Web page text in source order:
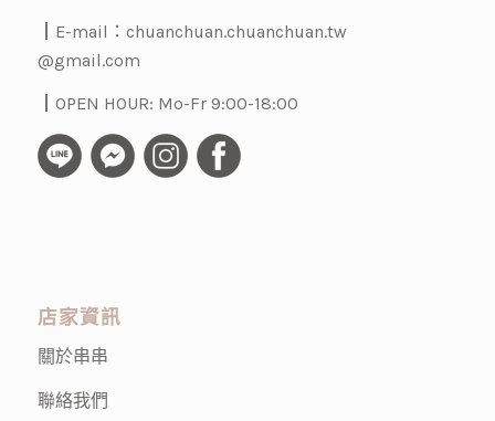
┃E-mail： chuanchuan.chuanchuan.tw
@gmail.com
┃OPEN HOUR: Mo-Fr 9:00-18:00
店家資訊
關於串串
聯絡我們